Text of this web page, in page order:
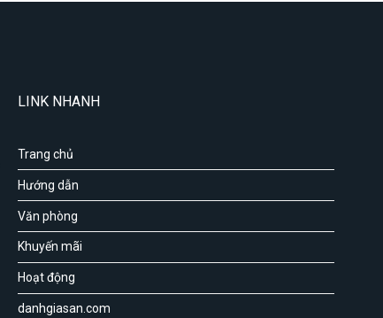
LINK NHANH
Trang chủ
Hướng dẫn
Văn phòng
Khuyến mãi
Hoạt động
danhgiasan.com